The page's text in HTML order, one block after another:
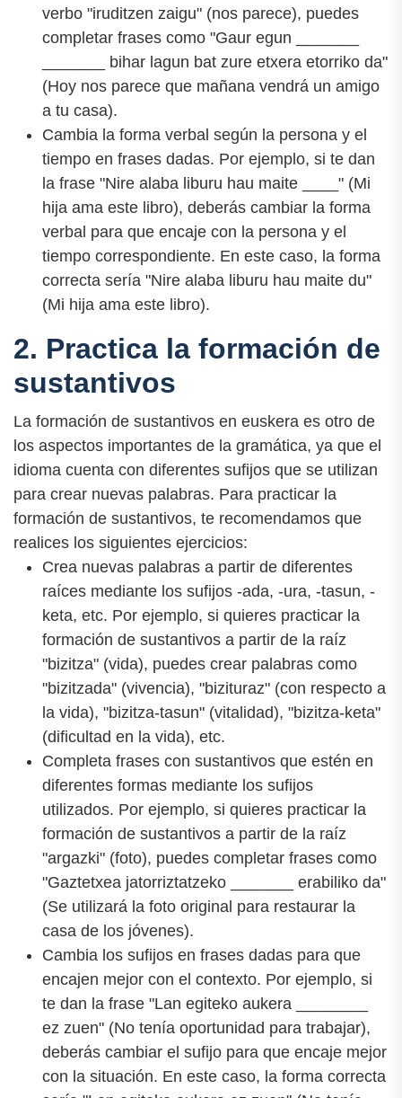
verbo "iruditzen zaigu" (nos parece), puedes
completar frases como "Gaur egun _______
_______ bihar lagun bat zure etxera etorriko da"
(Hoy nos parece que mañana vendrá un amigo
a tu casa).
Cambia la forma verbal según la persona y el
tiempo en frases dadas. Por ejemplo, si te dan
la frase "Nire alaba liburu hau maite ____" (Mi
hija ama este libro), deberás cambiar la forma
verbal para que encaje con la persona y el
tiempo correspondiente. En este caso, la forma
correcta sería "Nire alaba liburu hau maite du"
(Mi hija ama este libro).
2. Practica la formación de
sustantivos
La formación de sustantivos en euskera es otro de
los aspectos importantes de la gramática, ya que el
idioma cuenta con diferentes sufijos que se utilizan
para crear nuevas palabras. Para practicar la
formación de sustantivos, te recomendamos que
realices los siguientes ejercicios:
Crea nuevas palabras a partir de diferentes
raíces mediante los sufijos -ada, -ura, -tasun, -
keta, etc. Por ejemplo, si quieres practicar la
formación de sustantivos a partir de la raíz
"bizitza" (vida), puedes crear palabras como
"bizitzada" (vivencia), "bizituraz" (con respecto a
la vida), "bizitza-tasun" (vitalidad), "bizitza-keta"
(dificultad en la vida), etc.
Completa frases con sustantivos que estén en
diferentes formas mediante los sufijos
utilizados. Por ejemplo, si quieres practicar la
formación de sustantivos a partir de la raíz
"argazki" (foto), puedes completar frases como
"Gaztetxea jatorriztatzeko _______ erabiliko da"
(Se utilizará la foto original para restaurar la
casa de los jóvenes).
Cambia los sufijos en frases dadas para que
encajen mejor con el contexto. Por ejemplo, si
te dan la frase "Lan egiteko aukera ________
ez zuen" (No tenía oportunidad para trabajar),
deberás cambiar el sufijo para que encaje mejor
con la situación. En este caso, la forma correcta